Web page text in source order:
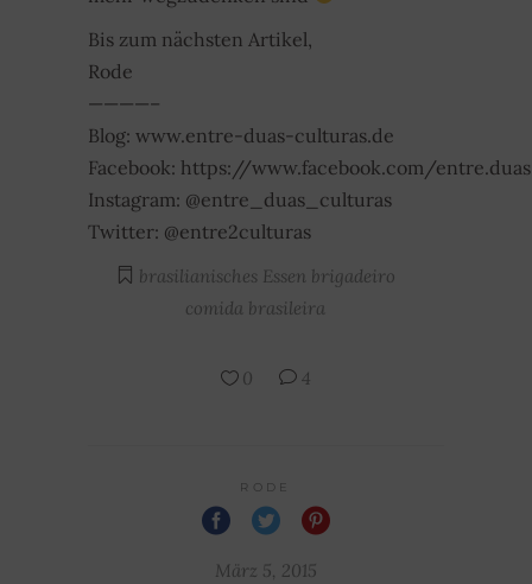
Bis zum nächsten Artikel,
Rode
————–
Blog: www.entre-duas-culturas.de
Facebook: https://www.facebook.com/
Instagram: @entre_duas_culturas
Twitter: @entre2culturas
brasilianisches Essen brigadeiro
comida brasileira
0 4
RODE
März 5, 2015